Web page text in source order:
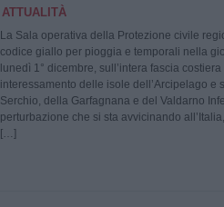
ATTUALITÀ
La Sala operativa della Protezione civile
codice giallo per pioggia e temporali nella
lunedì 1° dicembre, sull’intera fascia
interessamento delle isole dell’Arcipelago e
Serchio, della Garfagnana e del Valdarno
perturbazione che si sta avvicinando
[…]